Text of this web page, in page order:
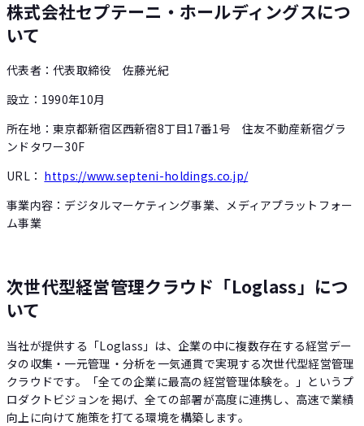
株式会社セプテーニ・ホールディングスにつ
いて
代表者：代表取締役 佐藤光紀
設立：1990年10月
所在地：東京都新宿区西新宿8丁目17番1号 住友不動産新宿グラ
ンドタワー30F
URL： https://www.septeni-holdings.co.jp/
事業内容：デジタルマーケティング事業、メディアプラットフォー
ム事業
次世代型経営管理クラウド「Loglass」につ
いて
当社が提供する「Loglass」は、企業の中に複数存在する経営デー
タの収集・一元管理・分析を一気通貫で実現する次世代型経営管理
クラウドです。「全ての企業に最高の経営管理体験を。」というプ
ロダクトビジョンを掲げ、全ての部署が高度に連携し、高速で業績
向上に向けて施策を打てる環境を構築します。